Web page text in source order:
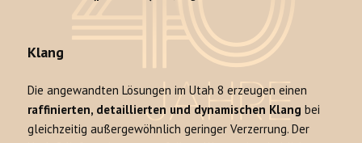
Klang
Die angewandten Lösungen im Utah 8 erzeugen einen
raffinierten, detaillierten und dynamischen Klang bei
gleichzeitig außergewöhnlich geringer Verzerrung. Der